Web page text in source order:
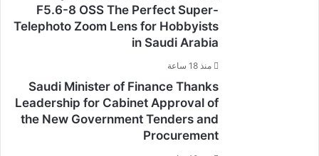
F5.6-8 OSS The Perfect Super-
Telephoto Zoom Lens for Hobbyists
in Saudi Arabia
منذ 18 ساعة
Saudi Minister of Finance Thanks
Leadership for Cabinet Approval of
the New Government Tenders and
Procurement